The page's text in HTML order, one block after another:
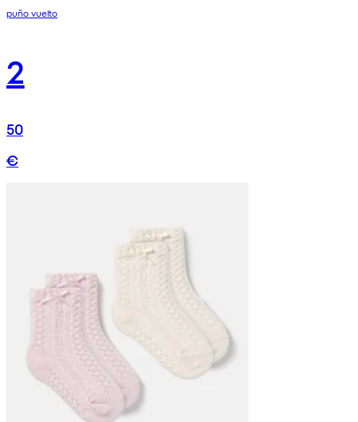
puño vuelto
2
50
€